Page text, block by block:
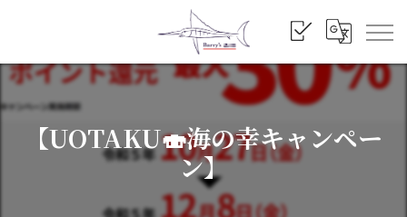
【UOTAKU🍣海の幸キャンペー
ン】